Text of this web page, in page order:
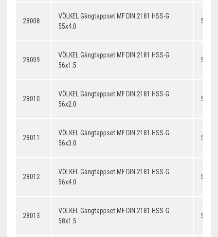
28008
VÖLKEL Gängtappset MF DIN 2181 HSS-G
55x4.0
28009
VÖLKEL Gängtappset MF DIN 2181 HSS-G
56x1.5
28010
VÖLKEL Gängtappset MF DIN 2181 HSS-G
56x2.0
28011
VÖLKEL Gängtappset MF DIN 2181 HSS-G
56x3.0
28012
VÖLKEL Gängtappset MF DIN 2181 HSS-G
56x4.0
28013
VÖLKEL Gängtappset MF DIN 2181 HSS-G
58x1.5